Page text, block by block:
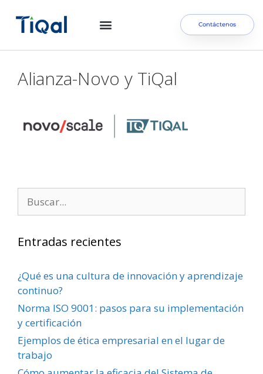
Contáctenos
Alianza-Novo y TiQal
Entradas recientes
¿Qué es una cultura de innovación y aprendizaje
continuo?
Norma ISO 9001: pasos para su implementación
y certificación
Ejemplos de ética empresarial en el lugar de
trabajo